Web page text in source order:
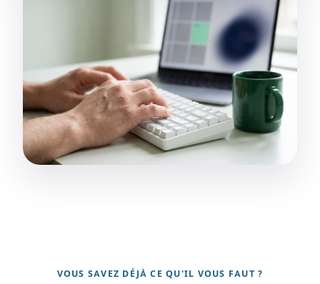
VOUS SAVEZ DÉJÀ CE QU'IL VOUS FAUT ?